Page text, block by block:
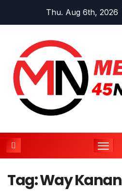
Thu. Aug 6th, 2026
Tag:Way Kanan